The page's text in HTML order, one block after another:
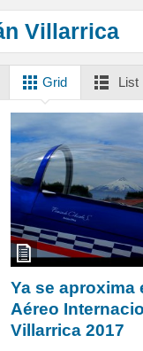
Villarrica
Grid List
Ya se aproxima
Aéreo
Villarrica 2017